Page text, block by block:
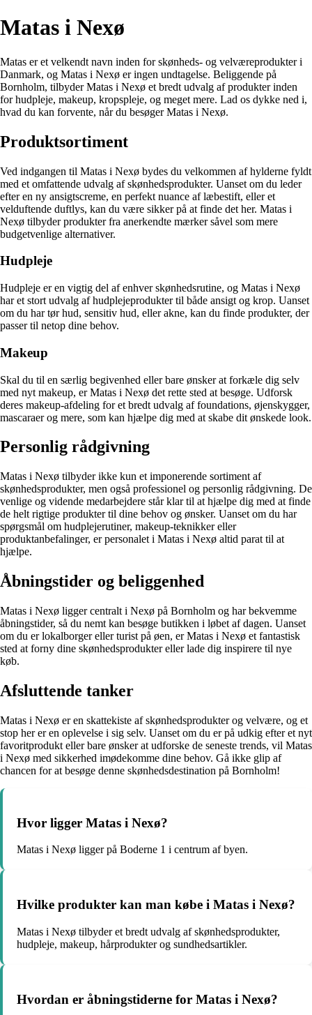
Matas i Nexø
Matas er et velkendt navn inden for skønheds- og velværeprodukter i
Danmark, og Matas i Nexø er ingen undtagelse. Beliggende på
Bornholm, tilbyder Matas i Nexø et bredt udvalg af produkter inden
for hudpleje, makeup, kropspleje, og meget mere. Lad os dykke ned i,
hvad du kan forvente, når du besøger Matas i Nexø.
Produktsortiment
Ved indgangen til Matas i Nexø bydes du velkommen af hylderne fyldt
med et omfattende udvalg af skønhedsprodukter. Uanset om du leder
efter en ny ansigtscreme, en perfekt nuance af læbestift, eller et
velduftende duftlys, kan du være sikker på at finde det her. Matas i
Nexø tilbyder produkter fra anerkendte mærker såvel som mere
budgetvenlige alternativer.
Hudpleje
Hudpleje er en vigtig del af enhver skønhedsrutine, og Matas i Nexø
har et stort udvalg af hudplejeprodukter til både ansigt og krop. Uanset
om du har tør hud, sensitiv hud, eller akne, kan du finde produkter, der
passer til netop dine behov.
Makeup
Skal du til en særlig begivenhed eller bare ønsker at forkæle dig selv
med nyt makeup, er Matas i Nexø det rette sted at besøge. Udforsk
deres makeup-afdeling for et bredt udvalg af foundations, øjenskygger,
mascaraer og mere, som kan hjælpe dig med at skabe dit ønskede look.
Personlig rådgivning
Matas i Nexø tilbyder ikke kun et imponerende sortiment af
skønhedsprodukter, men også professionel og personlig rådgivning. De
venlige og vidende medarbejdere står klar til at hjælpe dig med at finde
de helt rigtige produkter til dine behov og ønsker. Uanset om du har
spørgsmål om hudplejerutiner, makeup-teknikker eller
produktanbefalinger, er personalet i Matas i Nexø altid parat til at
hjælpe.
Åbningstider og beliggenhed
Matas i Nexø ligger centralt i Nexø på Bornholm og har bekvemme
åbningstider, så du nemt kan besøge butikken i løbet af dagen. Uanset
om du er lokalborger eller turist på øen, er Matas i Nexø et fantastisk
sted at forny dine skønhedsprodukter eller lade dig inspirere til nye
køb.
Afsluttende tanker
Matas i Nexø er en skattekiste af skønhedsprodukter og velvære, og et
stop her er en oplevelse i sig selv. Uanset om du er på udkig efter et nyt
favoritprodukt eller bare ønsker at udforske de seneste trends, vil Matas
i Nexø med sikkerhed imødekomme dine behov. Gå ikke glip af
chancen for at besøge denne skønhedsdestination på Bornholm!
Hvor ligger Matas i Nexø?
Matas i Nexø ligger på Boderne 1 i centrum af byen.
Hvilke produkter kan man købe i Matas i Nexø?
Matas i Nexø tilbyder et bredt udvalg af skønhedsprodukter,
hudpleje, makeup, hårprodukter og sundhedsartikler.
Hvordan er åbningstiderne for Matas i Nexø?